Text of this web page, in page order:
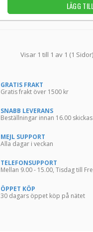
LÄGG TILL
Visar 1 till 1 av 1 (1 Sidor)
GRATIS FRAKT
Gratis frakt över 1500 kr
SNABB LEVERANS
Beställningar innan 16.00
MEJL SUPPORT
Alla dagar i veckan
TELEFONSUPPORT
Mellan 9.00 - 15.00, Tisdag till
ÖPPET KÖP
30 dagars öppet köp på nätet